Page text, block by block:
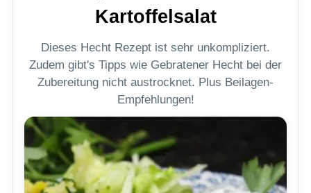
Kartoffelsalat
Dieses Hecht Rezept ist sehr unkompliziert.
Zudem gibt's Tipps wie Gebratener Hecht bei der
Zubereitung nicht austrocknet. Plus Beilagen-
Empfehlungen!